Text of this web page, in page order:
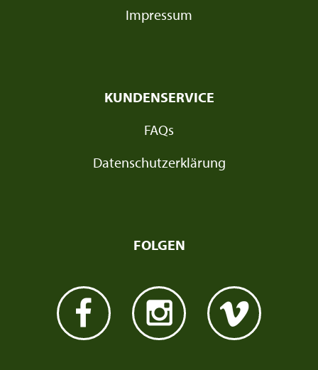
Impressum
KUNDENSERVICE
FAQs
Datenschutzerklärung
FOLGEN